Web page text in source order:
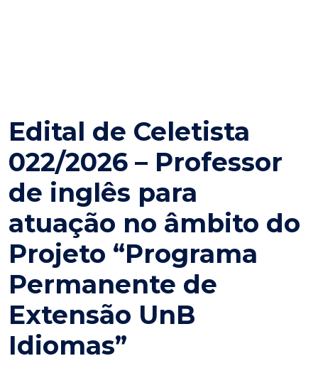
Edital de Celetista
022/2026 – Professor
de inglês para
atuação no âmbito do
Projeto “Programa
Permanente de
Extensão UnB
Idiomas”